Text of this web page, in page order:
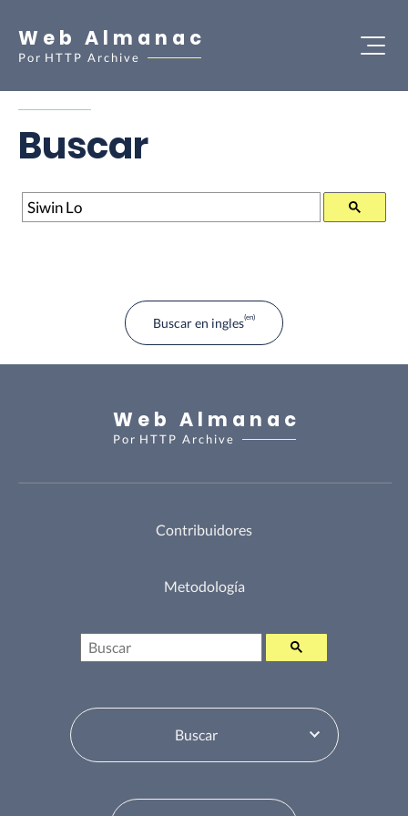
Web Almanac
Por HTTP Archive
Buscar
Buscar
Buscar en ingles
Web Almanac
Por HTTP Archive
Contribuidores
Metodología
Buscar
Selector de tabla de contenidos